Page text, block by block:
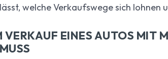
welche Verkaufswege sich lohnen
VERKAUF EINES AUTOS MIT